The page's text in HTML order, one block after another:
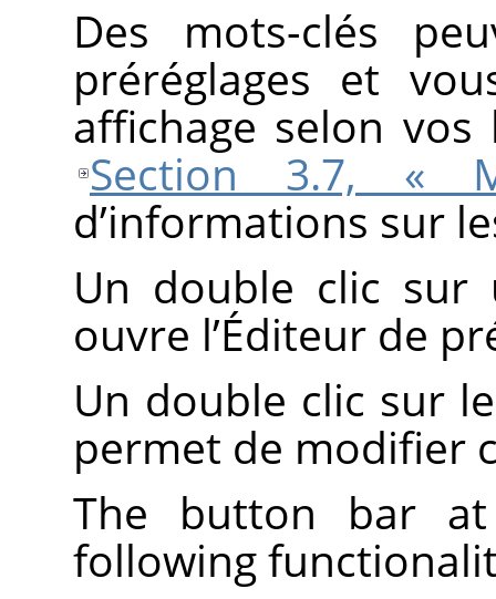
Des mots-clés
préréglages et
affichage selon vos
Section 3.7, «
d’informations sur
Un double clic sur
ouvre l’Éditeur de
Un double clic sur
permet de modifier
The button bar
following